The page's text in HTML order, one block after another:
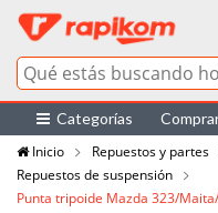
Categorías
Inicio
Repuestos y partes
Repuestos de suspensión
Punta tripoide Mazda 323/